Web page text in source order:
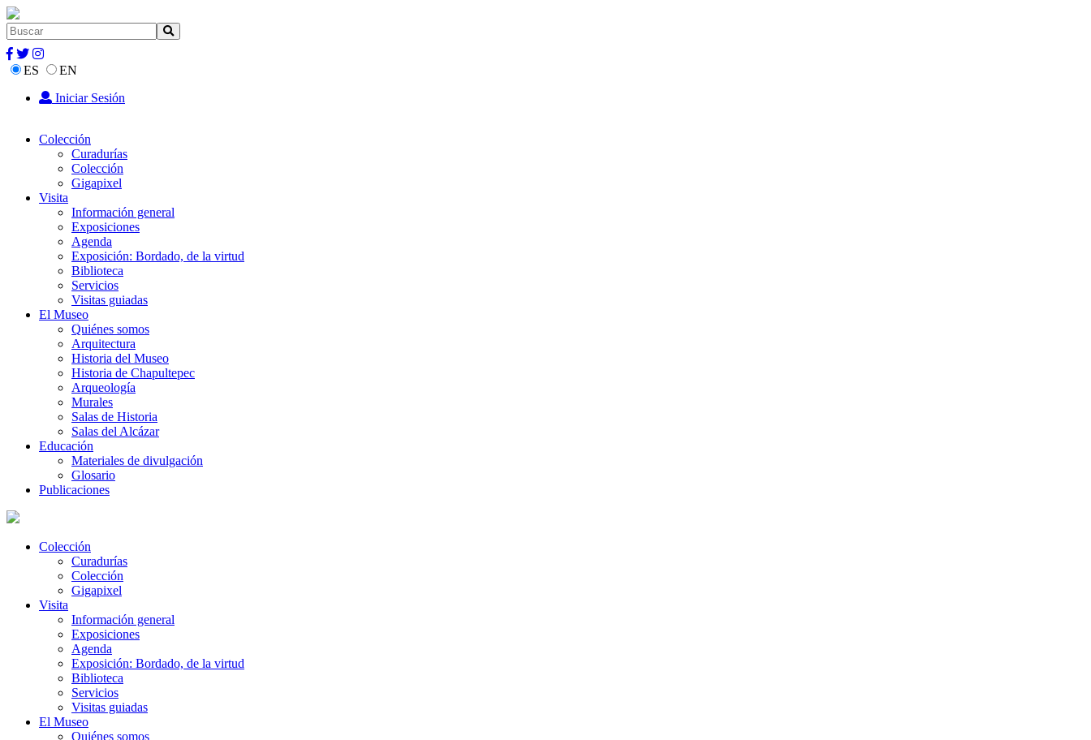
ES
EN
Iniciar Sesión
Colección
Curadurías
Colección
Gigapixel
Visita
Información general
Exposiciones
Agenda
Exposición: Bordado, de la virtud
Biblioteca
Servicios
Visitas guiadas
El Museo
Quiénes somos
Arquitectura
Historia del Museo
Historia de Chapultepec
Arqueología
Murales
Salas de Historia
Salas del Alcázar
Educación
Materiales de divulgación
Glosario
Publicaciones
Colección
Curadurías
Colección
Gigapixel
Visita
Información general
Exposiciones
Agenda
Exposición: Bordado, de la virtud
Biblioteca
Servicios
Visitas guiadas
El Museo
Quiénes somos